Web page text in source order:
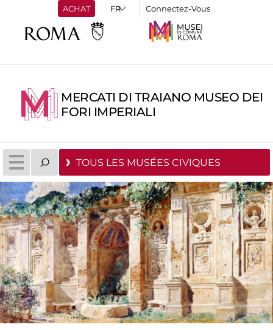
ACHAT Connectez-Vous
MERCATI DI TRAIANO MUSEO DEI
FORI IMPERIALI
TOUS LES MUSÉES CIVIQUES